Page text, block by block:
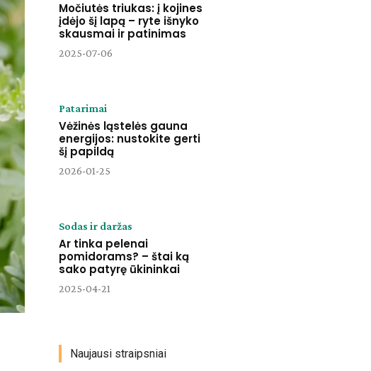
Močiutės triukas: į kojines
įdėjo šį lapą – ryte išnyko
skausmai ir patinimas
2025-07-06
Patarimai
Vėžinės ląstelės gauna
energijos: nustokite gerti
šį papildą
2026-01-25
Sodas ir daržas
Ar tinka pelenai
pomidorams? – štai ką
sako patyrę ūkininkai
2025-04-21
Naujausi straipsniai